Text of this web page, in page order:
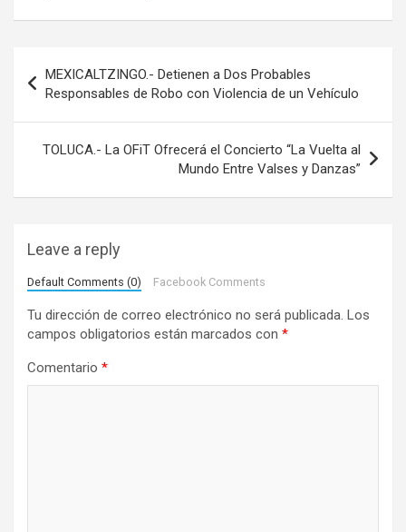
v
a
MEXICALTZINGO.- Detienen a Dos Probables
Responsables de Robo con Violencia de un Vehículo
TOLUCA.- La OFiT Ofrecerá el Concierto “La Vuelta al
Mundo Entre Valses y Danzas”
Leave a reply
Default Comments (0) Facebook Comments
Tu dirección de correo electrónico no será publicada. Los
campos obligatorios están marcados con *
Comentario *